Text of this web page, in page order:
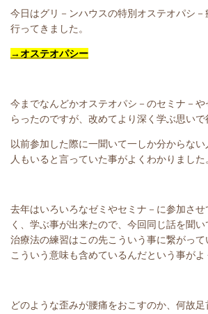
今日はグリ－ンハウスの特別オステオパシ－
行ってきました。
→オステオパシー
今までなんどかオステオパシ－のセミナ－や
らったのですが、改めてより深く学ぶ思いで
以前参加した際に一聞いて一しか分からな
人もいると言っていた事がよくわかりました
去年はいろいろなゼミやセミナ－に参加さ
く、学ぶ事が出来たので、今回同じ話を聞
治療法の練習はこの先こういう事に繋がっ
こういう意味も含めているんだという事がよ
どのような歪みが腰痛をおこすのか、何故